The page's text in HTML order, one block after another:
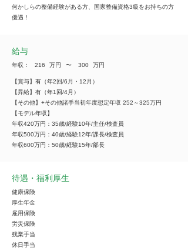
何かしらの整備経験がある方、国家整備資格3級をお持ちの方
優遇！
給与
年収： 216 万円 ​〜 300 万円
【賞与】有（年2回/6月・12月）
【昇給】有（年1回/4月）
【その他】+その他諸手当初年度想定年収 252～325万円
【モデル年収】
年収420万円：35歳/経験10年/主任/検査員
年収500万円：40歳/経験12年/課長/検査員
年収600万円：50歳/経験15年/部長
待遇・福利厚生
健康保険
厚生年金
雇用保険
労災保険
残業手当
休日手当